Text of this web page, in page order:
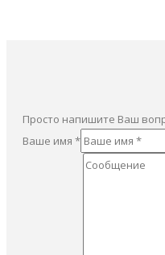
Просто напишите Ваш
Ваше имя *